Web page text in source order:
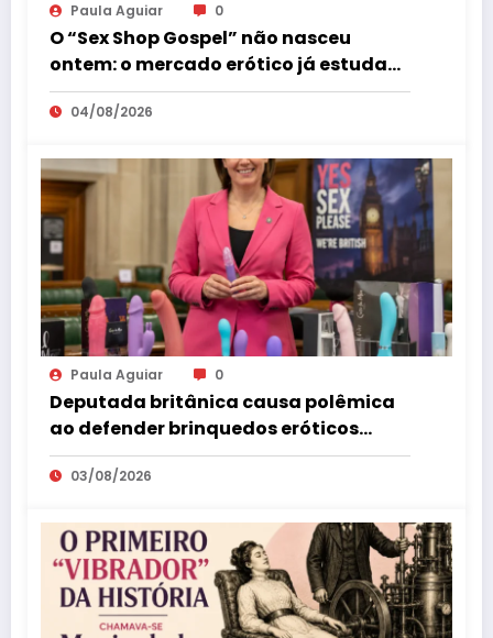
Paula Aguiar 0
O “Sex Shop Gospel” não nasceu
ontem: o mercado erótico já estuda
esse consumidor há mais de uma
década
04/08/2026
Paula Aguiar 0
Deputada britânica causa polêmica
ao defender brinquedos eróticos
como parte da educação sexual
03/08/2026